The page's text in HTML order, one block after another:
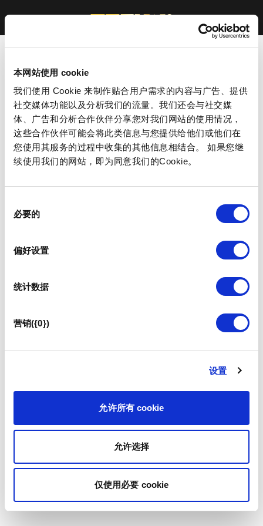
本网站使用 cookie
我们使用 Cookie 来制作贴合用户需求的内容与广告、提供
社交媒体功能以及分析我们的流量。我们还会与社交媒
体、广告和分析合作伙伴分享您对我们网站的使用情况，
这些合作伙伴可能会将此类信息与您提供给他们或他们在
您使用其服务的过程中收集的其他信息相结合。 如果您继
续使用我们的网站，即为同意我们的Cookie。
必要的
偏好设置
统计数据
营销({0})
设置
允许所有 cookie
允许选择
仅使用必要 cookie